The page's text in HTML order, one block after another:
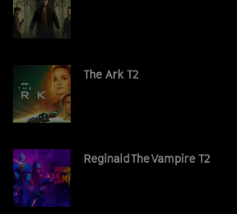
The Ark T2
Reginald The Vampire T2